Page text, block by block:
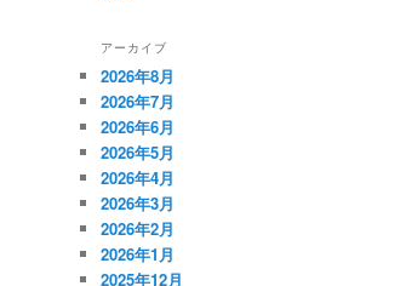
アーカイブ
2026年8月
2026年7月
2026年6月
2026年5月
2026年4月
2026年3月
2026年2月
2026年1月
2025年12月